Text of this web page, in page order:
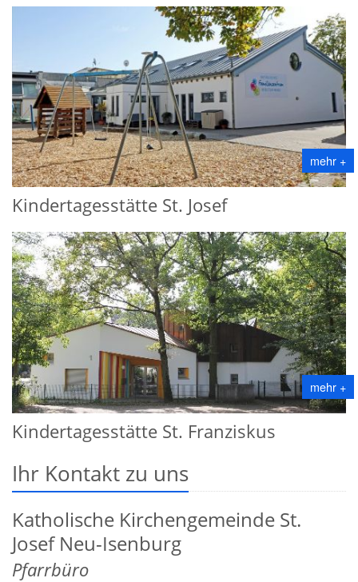
mehr +
Kindertagesstätte St. Josef
mehr +
Kindertagesstätte St. Franziskus
Ihr Kontakt zu uns
Katholische Kirchengemeinde St.
Josef Neu-Isenburg
Pfarrbüro